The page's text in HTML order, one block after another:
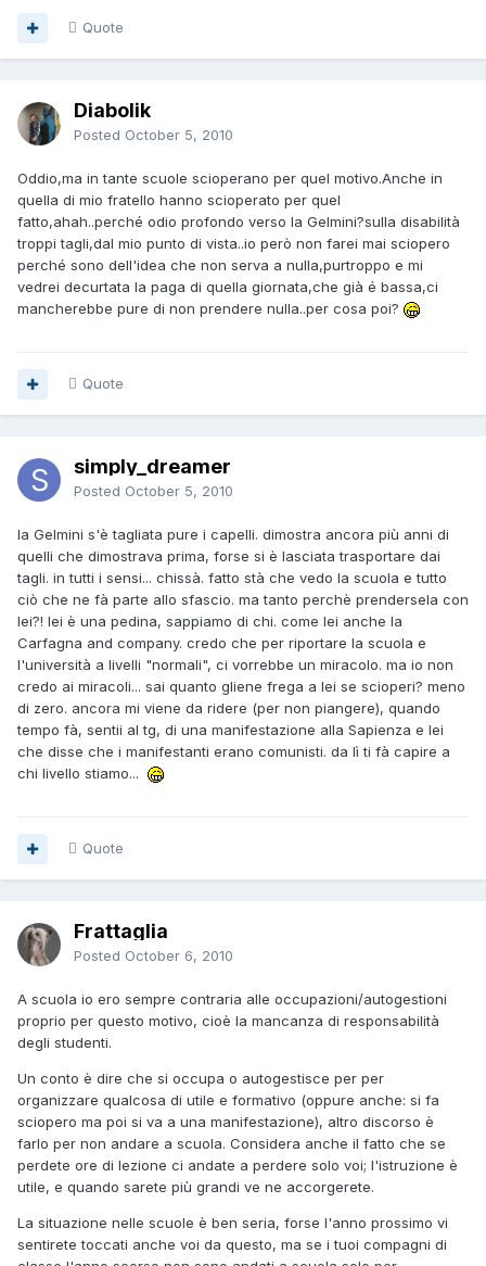
Quote
Diabolik
Posted October 5, 2010
Oddio,ma in tante scuole scioperano per quel motivo.Anche in
quella di mio fratello hanno scioperato per quel
fatto,ahah..perché odio profondo verso la Gelmini?sulla disabilità
troppi tagli,dal mio punto di vista..io però non farei mai sciopero
perché sono dell'idea che non serva a nulla,purtroppo e mi
vedrei decurtata la paga di quella giornata,che già é bassa,ci
mancherebbe pure di non prendere nulla..per cosa poi?
Quote
simply_dreamer
Posted October 5, 2010
la Gelmini s'è tagliata pure i capelli. dimostra ancora più anni di
quelli che dimostrava prima, forse si è lasciata trasportare dai
tagli. in tutti i sensi... chissà. fatto stà che vedo la scuola e tutto
ciò che ne fà parte allo sfascio. ma tanto perchè prendersela con
lei?! lei è una pedina, sappiamo di chi. come lei anche la
Carfagna and company. credo che per riportare la scuola e
l'università a livelli "normali", ci vorrebbe un miracolo. ma io non
credo ai miracoli... sai quanto gliene frega a lei se scioperi? meno
di zero. ancora mi viene da ridere (per non piangere), quando
tempo fà, sentii al tg, di una manifestazione alla Sapienza e lei
che disse che i manifestanti erano comunisti. da lì ti fà capire a
chi livello stiamo...
Quote
Frattaglia
Posted October 6, 2010
A scuola io ero sempre contraria alle occupazioni/autogestioni
proprio per questo motivo, cioè la mancanza di responsabilità
degli studenti.
Un conto è dire che si occupa o autogestisce per per
organizzare qualcosa di utile e formativo (oppure anche: si fa
sciopero ma poi si va a una manifestazione), altro discorso è
farlo per non andare a scuola. Considera anche il fatto che se
perdete ore di lezione ci andate a perdere solo voi; l'istruzione è
utile, e quando sarete più grandi ve ne accorgerete.
La situazione nelle scuole è ben seria, forse l'anno prossimo vi
sentirete toccati anche voi da questo, ma se i tuoi compagni di